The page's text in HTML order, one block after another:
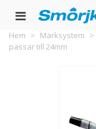
Hem > Märksystem >
passar till 24mm